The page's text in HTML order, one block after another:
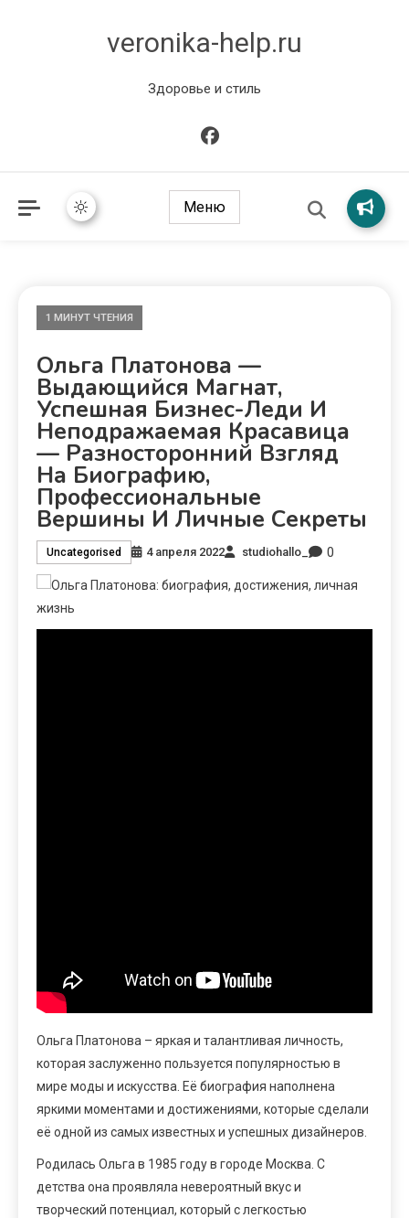
veronika-help.ru
Здоровье и стиль
Меню
1 МИНУТ ЧТЕНИЯ
Ольга Платонова —
Выдающийся Магнат,
Успешная Бизнес-Леди И
Неподражаемая Красавица
— Разносторонний Взгляд
На Биографию,
Профессиональные
Вершины И Личные Секреты
Uncategorised 4 апреля 2022 studiohallo_ 0
Ольга Платонова – яркая и талантливая личность,
которая заслуженно пользуется популярностью в
мире моды и искусства. Её биография наполнена
яркими моментами и достижениями, которые сделали
её одной из самых известных и успешных дизайнеров.
Родилась Ольга в 1985 году в городе Москва. С
детства она проявляла невероятный вкус и
творческий потенциал, который с легкостью